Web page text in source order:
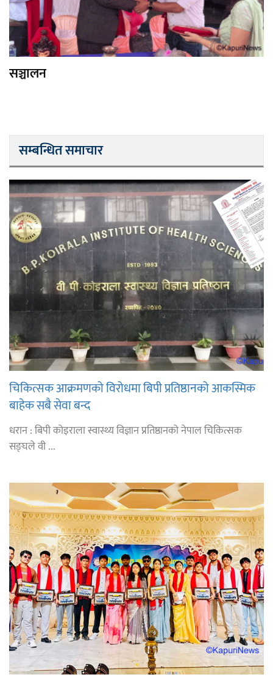
सञ्चालन
सम्बन्धित समाचार
चिकित्सक आक्रमणको विरोधमा बिपी प्रतिष्ठानको आकस्मिक
बाहेक सबै सेवा बन्द
धरान : बिपी कोइराला स्वास्थ्य विज्ञान प्रतिष्ठानको नेपाल चिकित्सक
सङ्घले वी ...